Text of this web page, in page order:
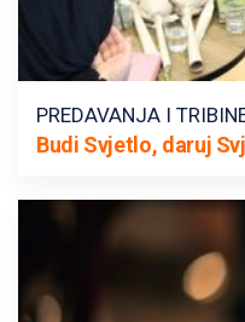
PREDAVANJA I
Budi Svjetlo, daruj